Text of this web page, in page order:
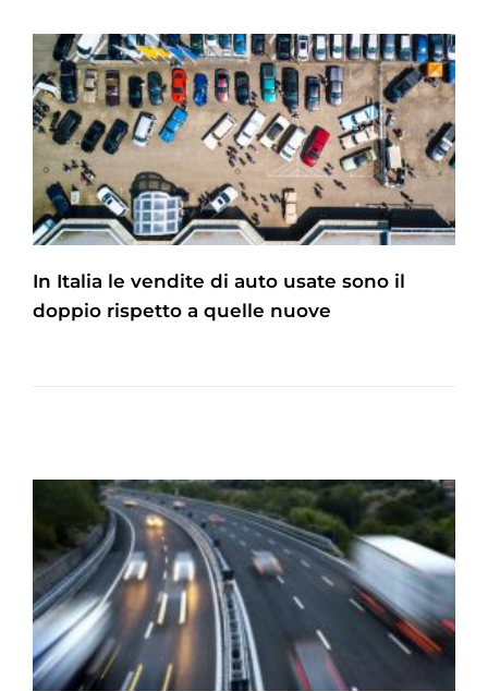
In Italia le vendite di auto usate sono il
doppio rispetto a quelle nuove